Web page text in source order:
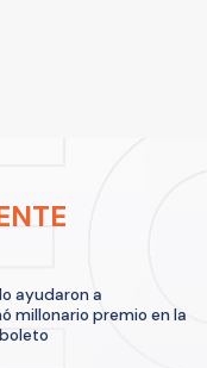
ayudaron a
millonario premio en la